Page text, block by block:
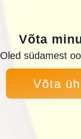
Võta
Oled südamest
Võta